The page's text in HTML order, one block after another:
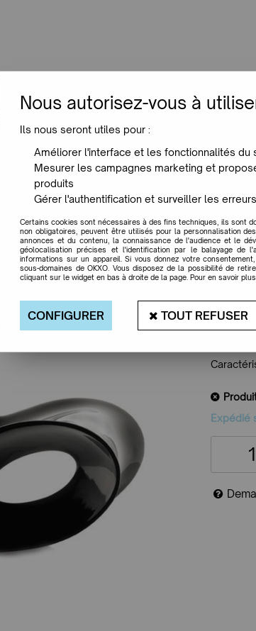
LUMINAIRES JARDIN MAISON
a Bascule Verni Brillant - Noir
2054,
0,25 €
un
Expédié
Nous autorisez-vous à
Ils nous seront utiles pour :
Améliorer l'interface et les fonctionnalités du
Mesurer les campagnes marketing et
produits
Gérer l'authentification et surveiller les
Certains cookies sont nécessaires à des fins techniques, ils sont
non obligatoires, peuvent être utilisés pour la personnalisation
annonces et du contenu, la connaissance de l'audience et le
géolocalisation précises et l'identification par le balayage de
informations sur un appareil. Si vous donnez votre
sous-domaines de OKXO. Vous disposez de la possibilité de
cliquant sur le widget en bas à droite de la page. Pour en savoir
CONFIGURER TOUT REFUSER